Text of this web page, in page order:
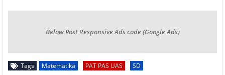
Below Post Responsive Ads code (Google Ads)
Tags Matematika PAT PAS UAS SD